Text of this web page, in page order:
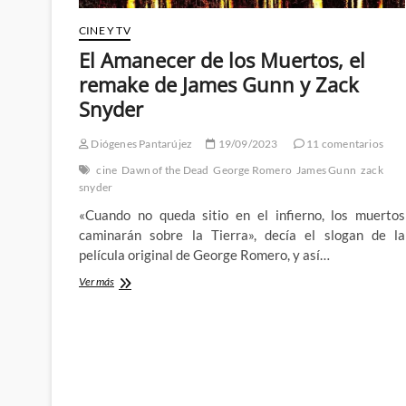
CINE Y TV
El Amanecer de los Muertos, el
remake de James Gunn y Zack
Snyder
Diógenes Pantarújez 19/09/2023
11 comentarios
cine Dawn of the Dead George Romero James Gunn zack
snyder
«Cuando no queda sitio en el infierno, los muertos
caminarán sobre la Tierra», decía el slogan de la
película original de George Romero, y así…
Ver másEl